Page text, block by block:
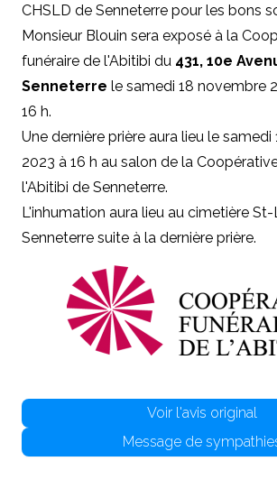
CHSLD de Senneterre pour les bons
Monsieur Blouin sera exposé à la
funéraire de l'Abitibi du 431, 10e
Senneterre le samedi 18 novembre
16 h.
Une dernière prière aura lieu le
2023 à 16 h au salon de la
l'Abitibi de Senneterre.
L'inhumation aura lieu au cimetière
Senneterre suite à la dernière prière.
Voir l'avis original
Message de